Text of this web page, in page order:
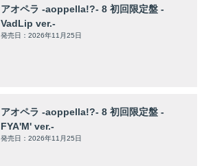
アオペラ -aoppella!?- 8 初回限定盤 -
VadLip ver.-
発売日：2026年11月25日
アオペラ -aoppella!?- 8 初回限定盤 -
FYA'M' ver.-
発売日：2026年11月25日